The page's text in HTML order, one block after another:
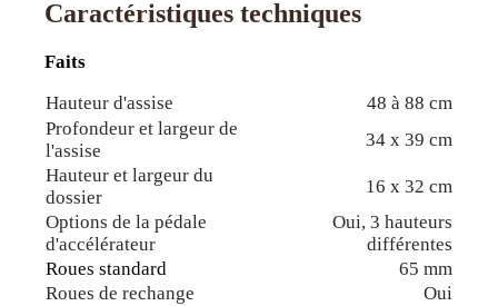
Caractéristiques techniques
Faits
Hauteur d'assise
48 à 88 cm
Profondeur et largeur de
l'assise
34 x 39 cm
Hauteur et largeur du
dossier
16 x 32 cm
Options de la pédale
d'accélérateur
Oui, 3 hauteurs
différentes
Roues standard
65 mm
Roues de rechange
Oui